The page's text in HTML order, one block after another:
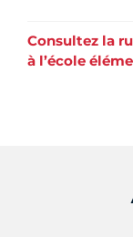
Consultez la
à l’école